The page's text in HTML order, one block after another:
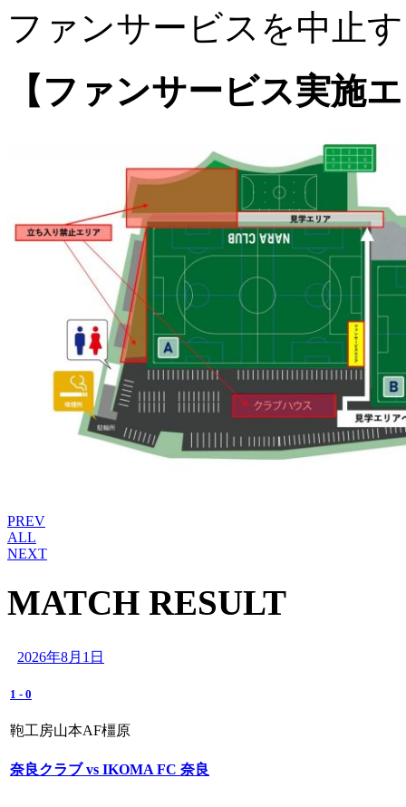
ファンサービスを中止
【ファンサービス実施
PREV
ALL
NEXT
MATCH RESULT
2026年8月1日
1 - 0
鞄工房山本AF橿原
奈良クラブ vs IKOMA FC 奈良